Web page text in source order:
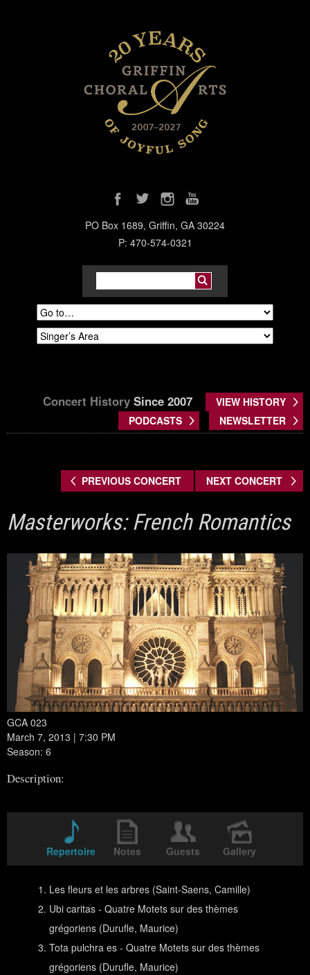
PO Box 1689, Griffin, GA 30224
P: 470-574-0321
Concert History Since 2007
VIEW HISTORY
PODCASTS
NEWSLETTER
PREVIOUS CONCERT NEXT CONCERT
Masterworks: French Romantics
GCA 023
March 7, 2013 | 7:30 PM
Season: 6
Description:
Repertoire Notes Guests Gallery
Les fleurs et les arbres (Saint-Saens, Camille)
Ubi caritas - Quatre Motets sur des thèmes
grégoriens (Durufle, Maurice)
Tota pulchra es - Quatre Motets sur des thèmes
grégoriens (Durufle, Maurice)